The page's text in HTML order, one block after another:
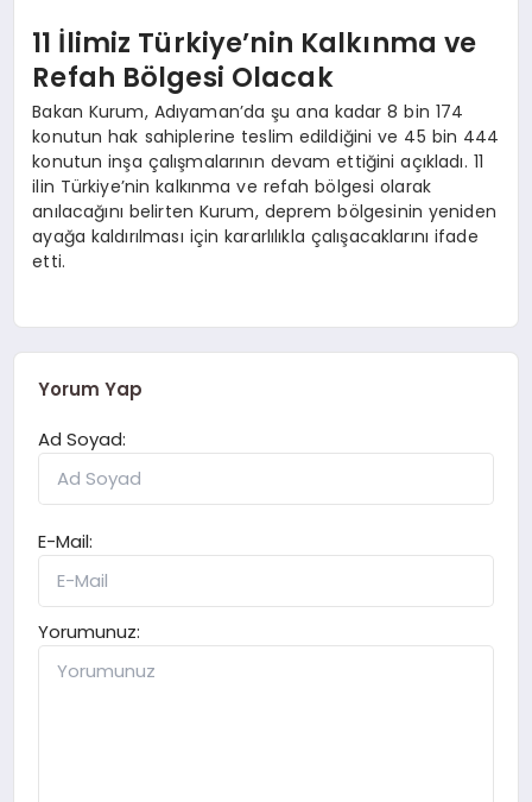
11 İlimiz Türkiye’nin Kalkınma ve
Refah Bölgesi Olacak
Bakan Kurum, Adıyaman’da şu ana kadar 8 bin 174
konutun hak sahiplerine teslim edildiğini ve 45 bin 444
konutun inşa çalışmalarının devam ettiğini açıkladı. 11
ilin Türkiye’nin kalkınma ve refah bölgesi olarak
anılacağını belirten Kurum, deprem bölgesinin yeniden
ayağa kaldırılması için kararlılıkla çalışacaklarını ifade
etti.
Yorum Yap
Ad Soyad:
E-Mail:
Yorumunuz: